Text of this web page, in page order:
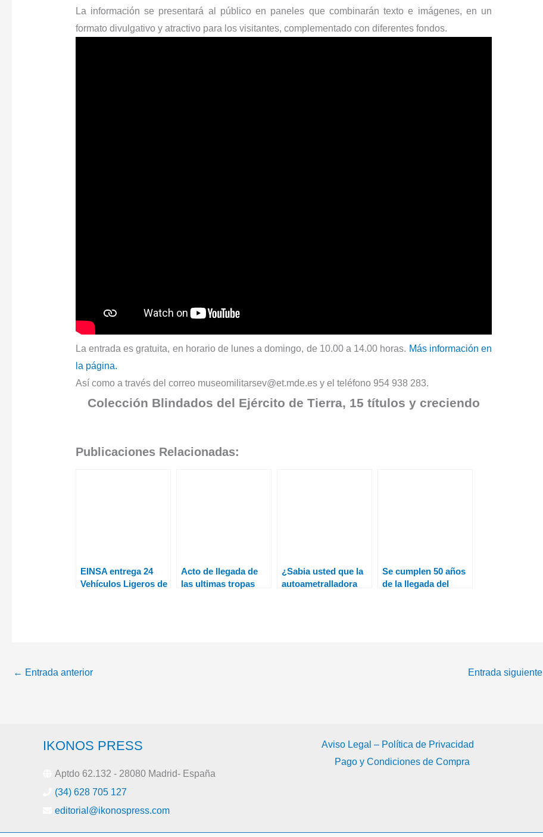
La información se presentará al público en paneles que combinarán texto e imágenes, en un
formato divulgativo y atractivo para los visitantes, complementado con diferentes fondos.
La entrada es gratuita, en horario de lunes a domingo, de 10.00 a 14.00 horas. Más información en
la página.
Así como a través del correo museomilitarsev@et.mde.es y el teléfono 954 938 283.
Colección Blindados del Ejército de Tierra, 15 títulos y creciendo
Publicaciones Relacionadas:
EINSA entrega 24
Vehículos Ligeros de
Acto de llegada de
las ultimas tropas
¿Sabia usted que la
autoametralladora
Se cumplen 50 años
de la llegada del
← Entrada anterior Entrada siguiente
IKONOS PRESS
Aptdo 62.132 - 28080 Madrid- España
(34) 628 705 127
editorial@ikonospress.com
Aviso Legal – Política de Privacidad
Pago y Condiciones de Compra